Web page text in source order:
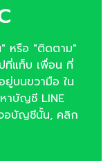
หรือ "ติดตาม"
ที่แท็บ เพื่อน ที่
บนขวามือ ใน
าบัญชี LINE
อบัญชีนั้น, คลิก